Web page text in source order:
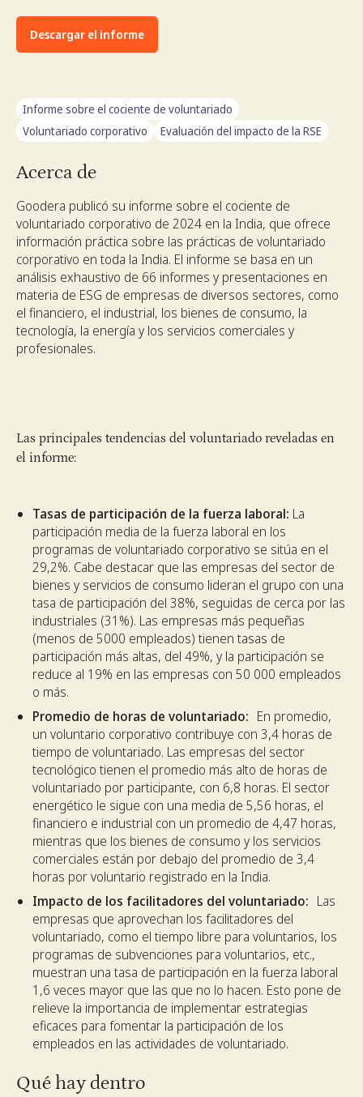
Descargar el informe
Informe sobre el cociente de voluntariado
Voluntariado corporativo
Evaluación del impacto de la RSE
Acerca de
Goodera publicó su informe sobre el cociente de
voluntariado corporativo de 2024 en la India, que ofrece
información práctica sobre las prácticas de voluntariado
corporativo en toda la India. El informe se basa en un
análisis exhaustivo de 66 informes y presentaciones en
materia de ESG de empresas de diversos sectores, como
el financiero, el industrial, los bienes de consumo, la
tecnología, la energía y los servicios comerciales y
profesionales.
Las principales tendencias del voluntariado reveladas en
el informe:
Tasas de participación de la fuerza laboral: La
participación media de la fuerza laboral en los
programas de voluntariado corporativo se sitúa en el
29,2%. Cabe destacar que las empresas del sector de
bienes y servicios de consumo lideran el grupo con una
tasa de participación del 38%, seguidas de cerca por las
industriales (31%). Las empresas más pequeñas
(menos de 5000 empleados) tienen tasas de
participación más altas, del 49%, y la participación se
reduce al 19% en las empresas con 50 000 empleados
o más.
Promedio de horas de voluntariado: En promedio,
un voluntario corporativo contribuye con 3,4 horas de
tiempo de voluntariado. Las empresas del sector
tecnológico tienen el promedio más alto de horas de
voluntariado por participante, con 6,8 horas. El sector
energético le sigue con una media de 5,56 horas, el
financiero e industrial con un promedio de 4,47 horas,
mientras que los bienes de consumo y los servicios
comerciales están por debajo del promedio de 3,4
horas por voluntario registrado en la India.
Impacto de los facilitadores del voluntariado: Las
empresas que aprovechan los facilitadores del
voluntariado, como el tiempo libre para voluntarios, los
programas de subvenciones para voluntarios, etc.,
muestran una tasa de participación en la fuerza laboral
1,6 veces mayor que las que no lo hacen. Esto pone de
relieve la importancia de implementar estrategias
eficaces para fomentar la participación de los
empleados en las actividades de voluntariado.
Qué hay dentro